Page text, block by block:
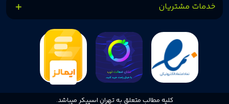
خدمات مشتریان
کلیه مطالب متعلق به تهران اسپیکر میباشد.